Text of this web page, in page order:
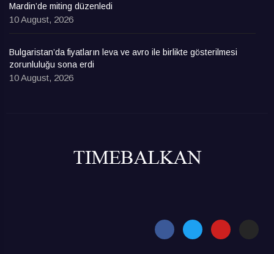
Mardin’de miting düzenledi
10 August, 2026
Bulgaristan’da fiyatların leva ve avro ile birlikte gösterilmesi
zorunluluğu sona erdi
10 August, 2026